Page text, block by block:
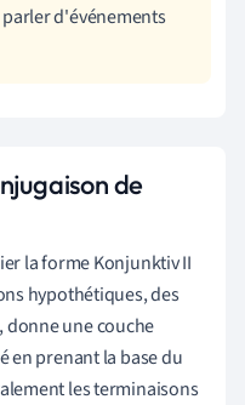
d'événements
de
la forme Konjunktiv II
hypothétiques, des
donne une couche
en prenant la base du
les terminaisons